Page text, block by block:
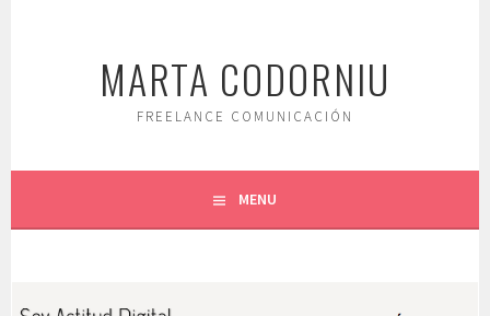
MARTA CODORNIU
FREELANCE COMUNICACIÓN
MENU